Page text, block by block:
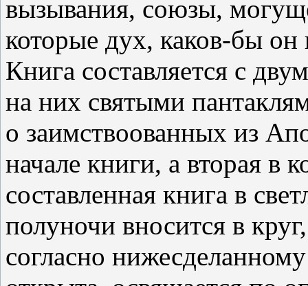
вызывания, союзы,
которые дух, каков-бы он
Книга составляется с
на них святыми
о заимствоованных из
начале книги, а вторая в
составленная книга в
полуночи вносится в
согласно